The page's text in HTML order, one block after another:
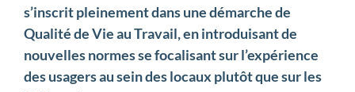
s’inscrit pleinement dans une démarche de
Qualité de Vie au Travail, en introduisant de
nouvelles normes se focalisant sur l’expérience
des usagers au sein des locaux plutôt que sur les